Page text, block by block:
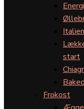
start
Frokost